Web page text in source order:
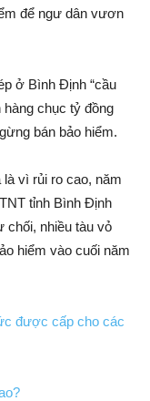
để ngư dân vươn
ở Bình Định “cầu
chục tỷ đồng
bán bảo hiểm.
vì rủi ro cao, năm
tỉnh Bình Định
chối, nhiều tàu vỏ
hiểm vào cuối năm
được cấp cho các